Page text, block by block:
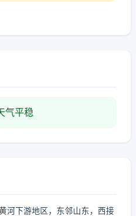
气平稳
河下游地区，东邻山东，西接